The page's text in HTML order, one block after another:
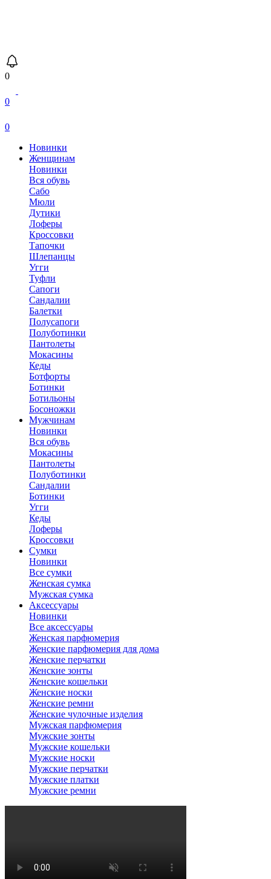
0
0
0
Новинки
Женщинам
Новинки
Вся обувь
Сабо
Мюли
Дутики
Лоферы
Кроссовки
Тапочки
Шлепанцы
Угги
Туфли
Сапоги
Сандалии
Балетки
Полусапоги
Полуботинки
Пантолеты
Мокасины
Кеды
Ботфорты
Ботинки
Ботильоны
Босоножки
Мужчинам
Новинки
Вся обувь
Мокасины
Пантолеты
Полуботинки
Сандалии
Ботинки
Угги
Кеды
Лоферы
Кроссовки
Сумки
Новинки
Все сумки
Женская сумка
Мужская сумка
Аксессуары
Новинки
Все аксессуары
Женская парфюмерия
Женские парфюмерия для дома
Женские перчатки
Женские зонты
Женские кошельки
Женские носки
Женские ремни
Женские чулочные изделия
Мужская парфюмерия
Мужские зонты
Мужские кошельки
Мужские носки
Мужские перчатки
Мужские платки
Мужские ремни